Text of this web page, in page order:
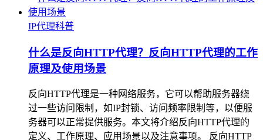
IP代理科普
什么是反向HTTP代理？反向HTTP代理的工作
原理及使用场景
反向HTTP代理是一种网络服务，它可以帮助服务器绕
过一些访问限制，如IP封锁、访问频率限制等，以便服
务器可以正常提供服务。本文将介绍反向HTTP代理的
定义、工作原理、应用场景以及注意事项。 反向HTTP